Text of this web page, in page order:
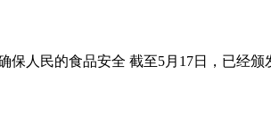
人民的食品安全 截至5月17日，已经